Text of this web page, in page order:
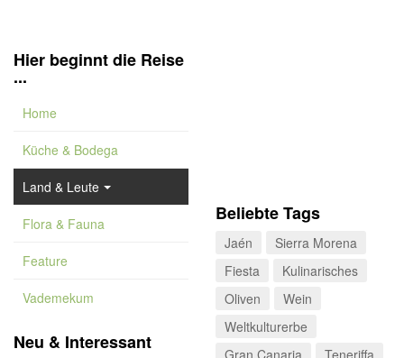
Hier beginnt die Reise
...
Home
Küche & Bodega
Land & Leute
Flora & Fauna
Feature
Vademekum
Neu & Interessant
Beliebte Tags
Jaén
Sierra Morena
Fiesta
Kulinarisches
Oliven
Wein
Weltkulturerbe